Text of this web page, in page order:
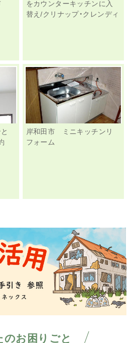
のお困りごと
をカウンターキッチンに入
替え/クリナップ・クレンディ
岸和田市 ミニキッチンリ
フォーム